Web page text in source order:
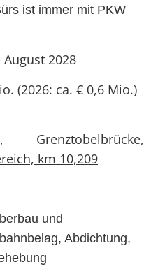
ist immer mit PKW
2028
(2026: ca. € 0,6 Mio.)
Grenztobelbrücke,
km 10,209
und
Abdichtung,